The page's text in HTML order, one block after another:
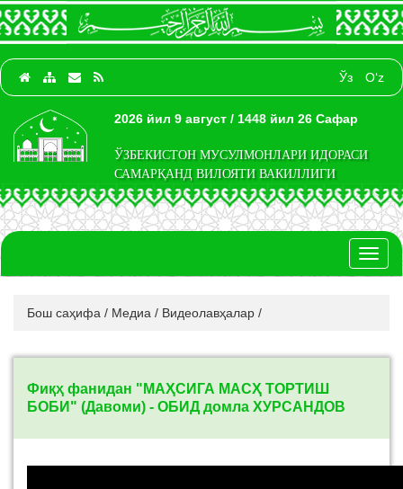
Ўз O‘z
2026 йил 9 август / 1448 йил 26 Сафар
ЎЗБЕКИСТОН МУСУЛМОНЛАРИ ИДОРАСИ
САМАРҚАНД ВИЛОЯТИ ВАКИЛЛИГИ
Бош саҳифа / Медиа / Видеолавҳалар /
Фиқҳ фанидан "МАҲСИГА МАСҲ ТОРТИШ
БОБИ" (Давоми) - ОБИД домла ХУРСАНДОВ